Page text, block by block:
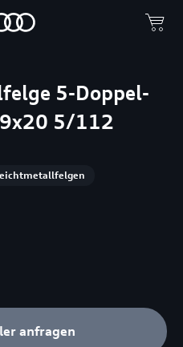
5-Doppel-
9x20 5/112
anfragen